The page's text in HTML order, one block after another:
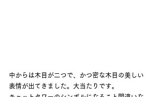
中からは木目が二つで、かつ密な木目の美しい
表情が出てきました。大当たりです。